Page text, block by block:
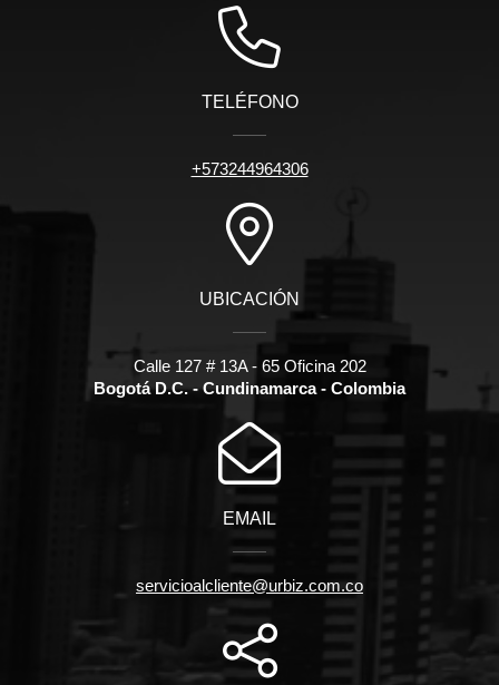
TELÉFONO
+573244964306
UBICACIÓN
Calle 127 # 13A - 65 Oficina 202
Bogotá D.C. - Cundinamarca - Colombia
EMAIL
servicioalcliente@urbiz.com.co